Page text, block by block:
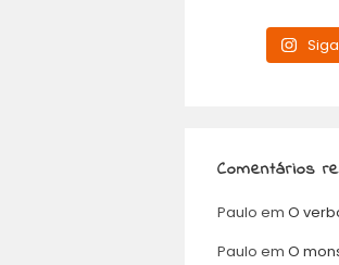
Comentários
Paulo em O
Paulo em O